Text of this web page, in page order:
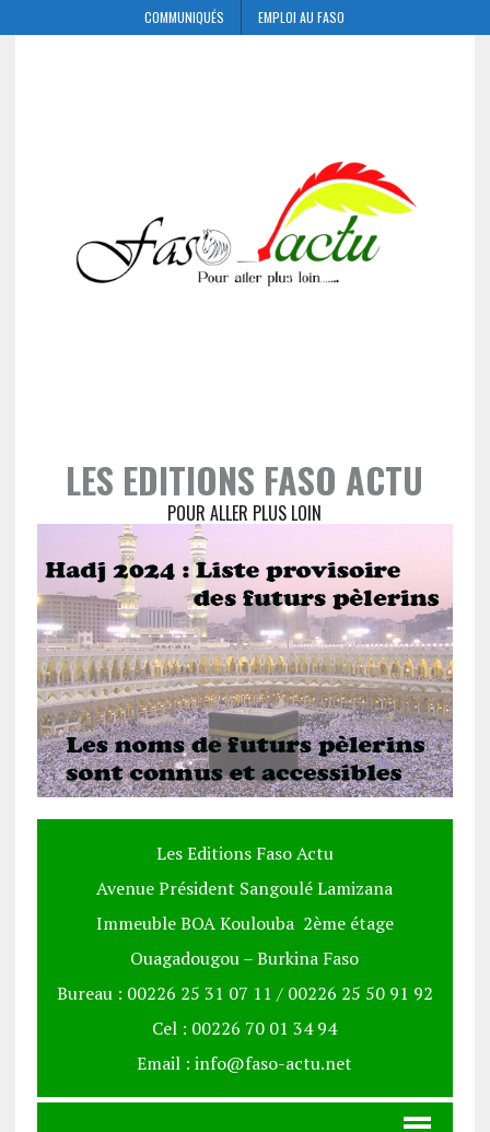
COMMUNIQUÉS EMPLOI AU FASO
LES EDITIONS FASO ACTU
POUR ALLER PLUS LOIN
Les Editions Faso Actu
Avenue Président Sangoulé Lamizana
Immeuble BOA Koulouba 2ème étage
Ouagadougou – Burkina Faso
Bureau : 00226 25 31 07 11 / 00226 25 50 91 92
Cel : 00226 70 01 34 94
Email : info@faso-actu.net